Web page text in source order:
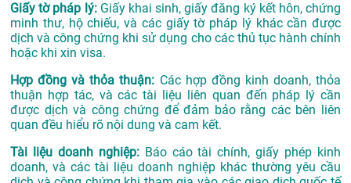
Giấy tờ pháp lý:Giấy khai sinh, giấy đăng ký kết hôn, chứng
minh thư, hộ chiếu, và các giấy tờ pháp lý khác cần được
dịch và công chứng khi sử dụng cho các thủ tục hành chính
hoặc khi xin visa.
Hợp đồng và thỏa thuận: Các hợp đồng kinh doanh, thỏa
thuận hợp tác, và các tài liệu liên quan đến pháp lý cần
được dịch và công chứng để đảm bảo rằng các bên liên
quan đều hiểu rõ nội dung và cam kết.
Tài liệu doanh nghiệp:Báo cáo tài chính, giấy phép kinh
doanh, và các tài liệu doanh nghiệp khác thường yêu cầu